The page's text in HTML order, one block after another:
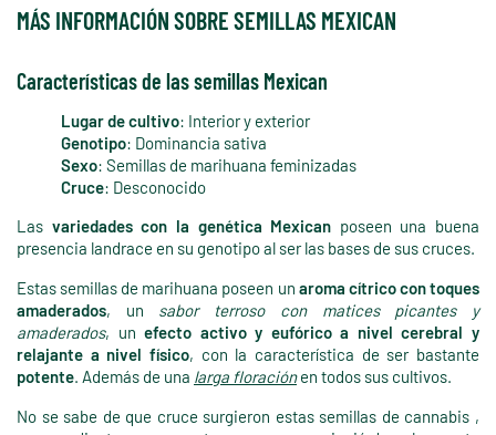
MÁS INFORMACIÓN SOBRE SEMILLAS MEXICAN
Características de las semillas Mexican
Lugar de cultivo: Interior y exterior
Genotipo: Dominancia sativa
Sexo: Semillas de marihuana feminizadas
Cruce: Desconocido
Las variedades con la genética Mexican poseen una buena
presencia landrace en su genotipo al ser las bases de sus cruces.
Estas semillas de marihuana poseen un aroma cítrico con toques
amaderados, un sabor terroso con matices picantes y
amaderados, un efecto activo y eufórico a nivel cerebral y
relajante a nivel físico, con la característica de ser bastante
potente. Además de una larga floraciónen todos sus cultivos.
No se sabe de que cruce surgieron estas semillas de cannabis ,